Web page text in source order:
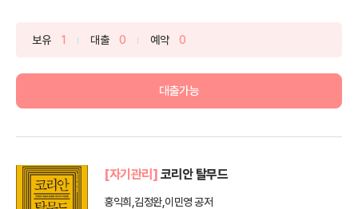
보유 1 대출 0 예약 0
대출가능
[자기관리] 코리안 탈무드
홍익희,김정완,이민영 공저